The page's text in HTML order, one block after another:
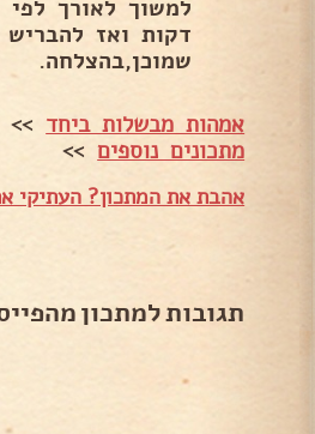
שמוכן,בהצלחה.
אמהות מבשלות ביחד >>
מתכונים נוספים>>
אהבת את המתכון? העתיקי
תגובות למתכון